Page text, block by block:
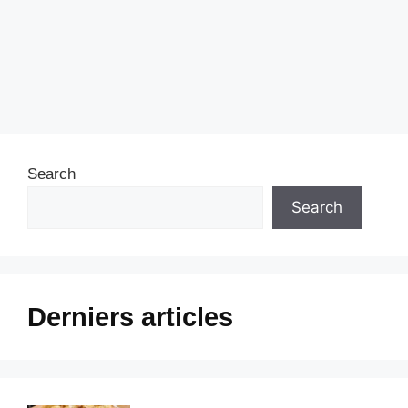
Search
Search
Derniers articles